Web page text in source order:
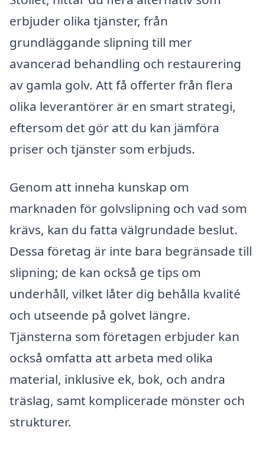
erbjuder olika tjänster, från
grundläggande slipning till mer
avancerad behandling och restaurering
av gamla golv. Att få offerter från flera
olika leverantörer är en smart strategi,
eftersom det gör att du kan jämföra
priser och tjänster som erbjuds.
Genom att inneha kunskap om
marknaden för golvslipning och vad som
krävs, kan du fatta välgrundade beslut.
Dessa företag är inte bara begränsade till
slipning; de kan också ge tips om
underhåll, vilket låter dig behålla kvalité
och utseende på golvet längre.
Tjänsterna som företagen erbjuder kan
också omfatta att arbeta med olika
material, inklusive ek, bok, och andra
träslag, samt komplicerade mönster och
strukturer.